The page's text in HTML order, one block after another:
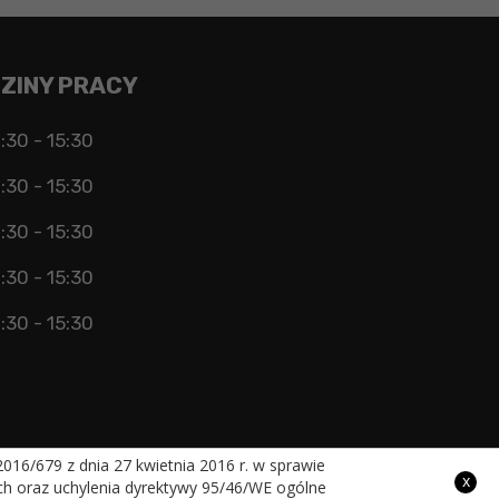
PRACY
- 15:30
- 15:30
- 15:30
- 15:30
- 15:30
x
679 z dnia 27 kwietnia 2016 r. w sprawie
oraz uchylenia dyrektywy 95/46/WE ogólne